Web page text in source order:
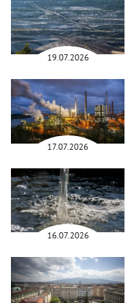
19.07.2026
17.07.2026
16.07.2026